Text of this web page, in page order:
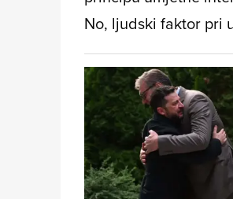
No, ljudski faktor pri